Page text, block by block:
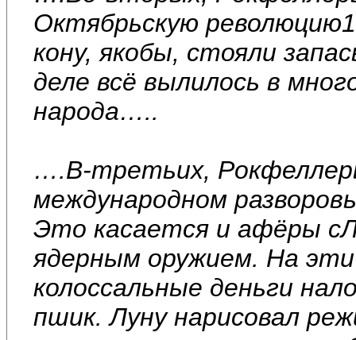
Октябрьскую
кону, якобы, стояли
деле всё вылилось в
народа…..
….В-третьих,
международном
Это касается и афёры
ядерным оружием. На
колоссальные деньги
пшик. Луну нарисовал